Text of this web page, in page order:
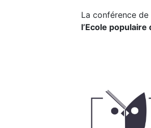
La conférence de
l’Ecole populaire